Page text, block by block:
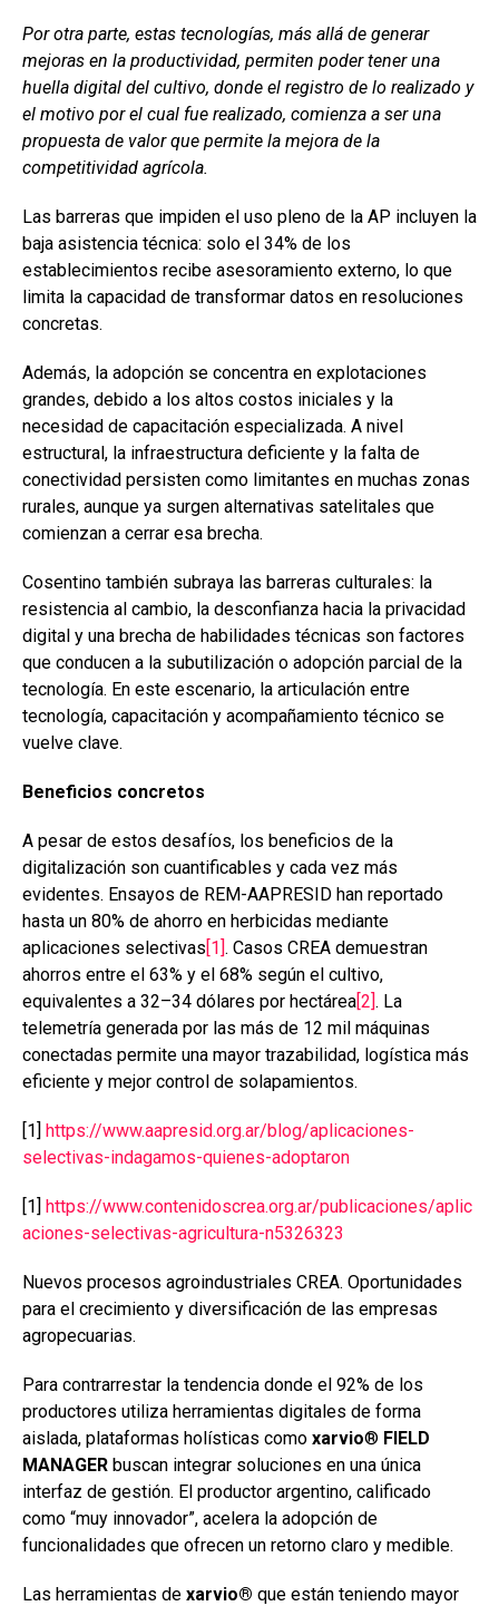
Por otra parte, estas tecnologías, más allá de generar
mejoras en la productividad, permiten poder tener una
huella digital del cultivo, donde el registro de lo realizado y
el motivo por el cual fue realizado, comienza a ser una
propuesta de valor que permite la mejora de la
competitividad agrícola.
Las barreras que impiden el uso pleno de la AP incluyen la
baja asistencia técnica: solo el 34% de los
establecimientos recibe asesoramiento externo, lo que
limita la capacidad de transformar datos en resoluciones
concretas.
Además, la adopción se concentra en explotaciones
grandes, debido a los altos costos iniciales y la
necesidad de capacitación especializada. A nivel
estructural, la infraestructura deficiente y la falta de
conectividad persisten como limitantes en muchas zonas
rurales, aunque ya surgen alternativas satelitales que
comienzan a cerrar esa brecha.
Cosentino también subraya las barreras culturales: la
resistencia al cambio, la desconfianza hacia la privacidad
digital y una brecha de habilidades técnicas son factores
que conducen a la subutilización o adopción parcial de la
tecnología. En este escenario, la articulación entre
tecnología, capacitación y acompañamiento técnico se
vuelve clave.
Beneficios concretos
A pesar de estos desafíos, los beneficios de la
digitalización son cuantificables y cada vez más
evidentes. Ensayos de REM-AAPRESID han reportado
hasta un 80% de ahorro en herbicidas mediante
aplicaciones selectivas [1] . Casos CREA demuestran
ahorros entre el 63% y el 68% según el cultivo,
equivalentes a 32–34 dólares por hectárea [2] . La
telemetría generada por las más de 12 mil máquinas
conectadas permite una mayor trazabilidad, logística más
eficiente y mejor control de solapamientos.
[1]
https://www.aapresid.org.ar/blog/aplicaciones-
selectivas-indagamos-quienes-adoptaron
[1]
https://www.contenidoscrea.org.ar/publicaciones/aplic
aciones-selectivas-agricultura-n5326323
Nuevos procesos agroindustriales CREA. Oportunidades
para el crecimiento y diversificación de las empresas
agropecuarias.
Para contrarrestar la tendencia donde el 92% de los
productores utiliza herramientas digitales de forma
aislada, plataformas holísticas como xarvio® FIELD
MANAGER buscan integrar soluciones en una única
interfaz de gestión. El productor argentino, calificado
como “muy innovador”, acelera la adopción de
funcionalidades que ofrecen un retorno claro y medible.
Las herramientas de xarvio® que están teniendo mayor